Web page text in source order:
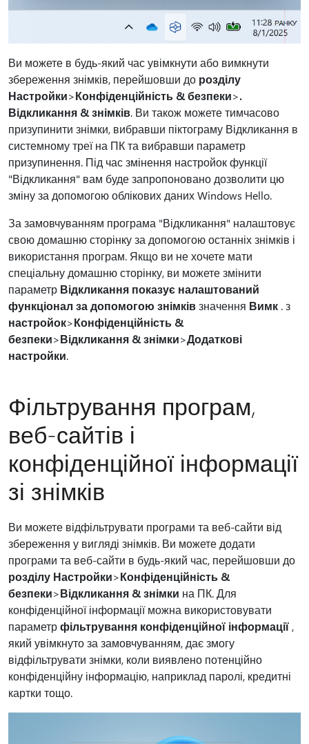
Ви можете в будь-який час увімкнути або вимкнути
збереження знімків, перейшовши до розділу
Настройки>Конфіденційність & безпеки>.
Відкликання & знімків. Ви також можете тимчасово
призупинити знімки, вибравши піктограму Відкликання в
системному треї на ПК та вибравши параметр
призупинення. Під час змінення настройок функції
"Відкликання" вам буде запропоновано дозволити цю
зміну за допомогою облікових даних Windows Hello.
За замовчуванням програма "Відкликання" налаштовує
свою домашню сторінку за допомогою останніх знімків і
використання програм. Якщо ви не хочете мати
спеціальну домашню сторінку, ви можете змінити
параметр Відкликання показує налаштований
функціонал за допомогою знімківзначення Вимк . з
настройок>Конфіденційність &
безпеки>Відкликання & знімки>Додаткові
настройки.
Фільтрування програм,
веб-сайтів і
конфіденційної інформації
зі знімків
Ви можете відфільтрувати програми та веб-сайти від
збереження у вигляді знімків. Ви можете додати
програми та веб-сайти в будь-який час, перейшовши до
розділу Настройки>Конфіденційність &
безпеки>Відкликання & знімки на ПК. Для
конфіденційної інформації можна використовувати
параметрфільтрування конфіденційної інформації ,
який увімкнуто за замовчуванням, дає змогу
відфільтрувати знімки, коли виявлено потенційно
конфіденційну інформацію, наприклад паролі, кредитні
картки тощо.